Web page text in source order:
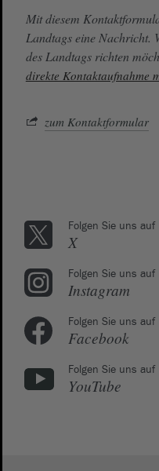
Mit diesem
Landtags eine Nachricht.
des Landtags richten
direkte Kontaktaufnahme
zum Kontaktformular
Folgen Sie uns auf
X
Folgen Sie uns auf
Instagram
Folgen Sie uns auf
Facebook
Folgen Sie uns auf
YouTube